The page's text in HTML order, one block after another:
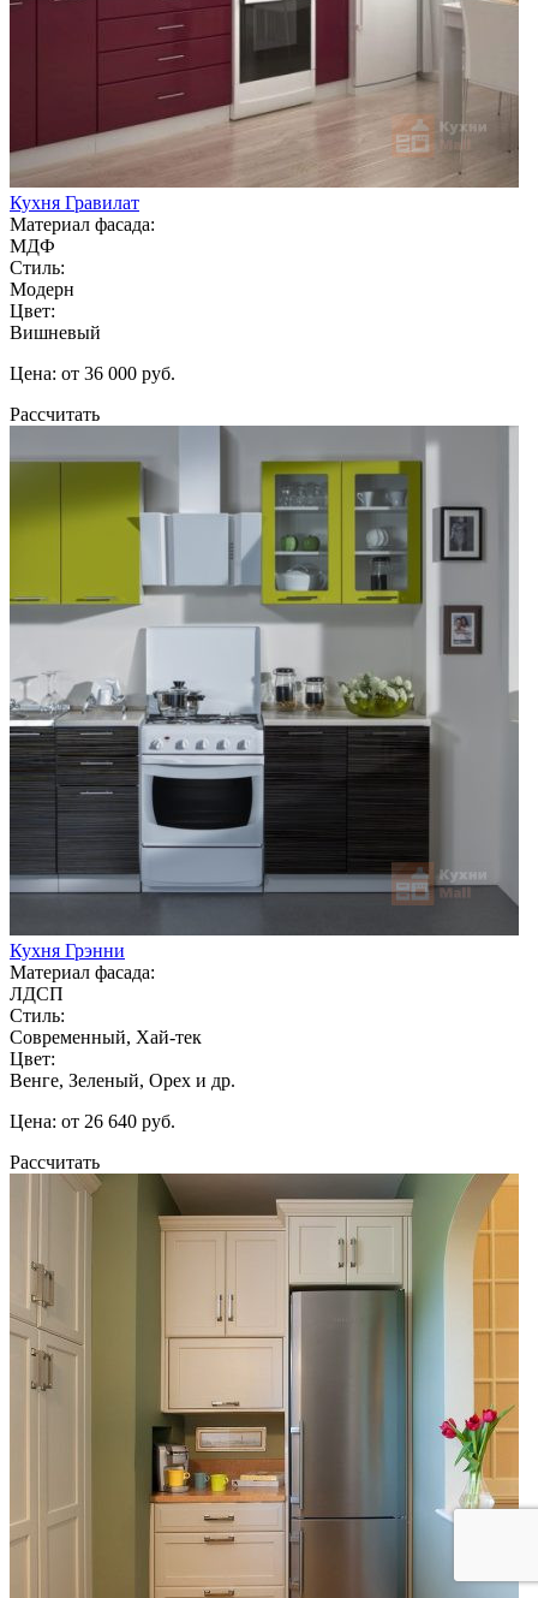
Кухня Гравилат
Материал фасада:
МДФ
Стиль:
Модерн
Цвет:
Вишневый
Цена: от 36 000 руб.
Рассчитать
Кухня Грэнни
Материал фасада:
ЛДСП
Стиль:
Современный, Хай-тек
Цвет:
Венге, Зеленый, Орех и др.
Цена: от 26 640 руб.
Рассчитать